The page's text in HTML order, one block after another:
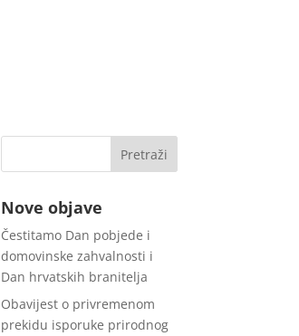
Nove objave
Čestitamo Dan pobjede i
domovinske zahvalnosti i
Dan hrvatskih branitelja
Obavijest o privremenom
prekidu isporuke prirodnog